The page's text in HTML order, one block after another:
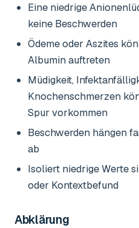
Eine niedrige
keine Beschwerden
Ödeme oder Aszites
Albumin auftreten
Müdigkeit,
Knochenschmerzen
Spur vorkommen
Beschwerden hängen
ab
Isoliert niedrige Werte
oder Kontextbefund
Abklärung